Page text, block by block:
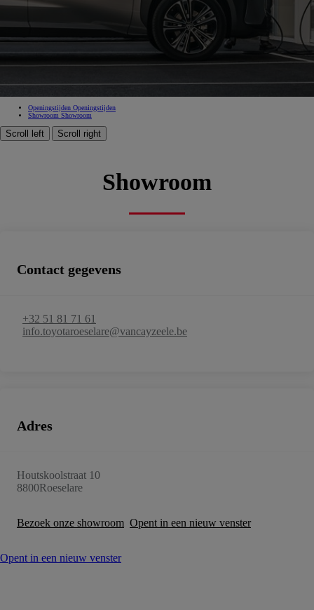
Goedgekeurde verkoop, Goedgekeurde dienst na verkoop, Erkend carrosseriebedrijf, Zakencentrum,
Openingstijden Openingstijden
Showroom Showroom
Scroll left Scroll right
Showroom
Contact gegevens
+32 51 81 71 61
info.toyotaroeselare@vancayzeele.be
Adres
Houtskoolstraat 10
8800Roeselare
Bezoek onze showroom Opent in een nieuw venster
Opent in een nieuw venster